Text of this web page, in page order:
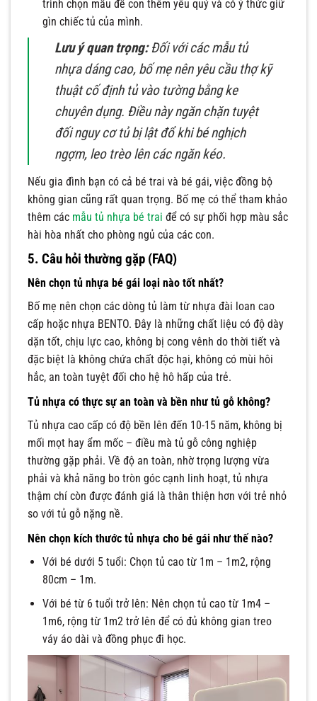
trình chọn mẫu để con thêm yêu quý và có ý thức giữ
gìn chiếc tủ của mình.
Lưu ý quan trọng:Đối với các mẫu tủ
nhựa dáng cao, bố mẹ nên yêu cầu thợ kỹ
thuật cố định tủ vào tường bằng ke
chuyên dụng. Điều này ngăn chặn tuyệt
đối nguy cơ tủ bị lật đổ khi bé nghịch
ngợm, leo trèo lên các ngăn kéo.
Nếu gia đình bạn có cả bé trai và bé gái, việc đồng bộ
không gian cũng rất quan trọng. Bố mẹ có thể tham khảo
thêm các mẫu tủ nhựa bé trai để có sự phối hợp màu sắc
hài hòa nhất cho phòng ngủ của các con.
5. Câu hỏi thường gặp (FAQ)
Nên chọn tủ nhựa bé gái loại nào tốt nhất?
Bố mẹ nên chọn các dòng tủ làm từ nhựa đài loan cao
cấp hoặc nhựa BENTO. Đây là những chất liệu có độ dày
dặn tốt, chịu lực cao, không bị cong vênh do thời tiết và
đặc biệt là không chứa chất độc hại, không có mùi hôi
hắc, an toàn tuyệt đối cho hệ hô hấp của trẻ.
Tủ nhựa có thực sự an toàn và bền như tủ gỗ không?
Tủ nhựa cao cấp có độ bền lên đến 10-15 năm, không bị
mối mọt hay ẩm mốc – điều mà tủ gỗ công nghiệp
thường gặp phải. Về độ an toàn, nhờ trọng lượng vừa
phải và khả năng bo tròn góc cạnh linh hoạt, tủ nhựa
thậm chí còn được đánh giá là thân thiện hơn với trẻ nhỏ
so với tủ gỗ nặng nề.
Nên chọn kích thước tủ nhựa cho bé gái như thế nào?
Với bé dưới 5 tuổi: Chọn tủ cao từ 1m – 1m2, rộng
80cm – 1m.
Với bé từ 6 tuổi trở lên: Nên chọn tủ cao từ 1m4 –
1m6, rộng từ 1m2 trở lên để có đủ không gian treo
váy áo dài và đồng phục đi học.